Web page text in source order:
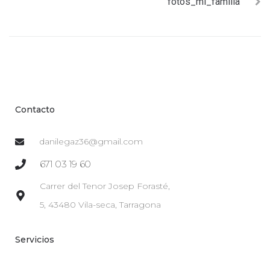
Contacto
danilegaz36@gmail.com
671 03 19 60
Carrer del Tenor Josep Forasté,
5, 43480 Vila-seca, Tarragona
Servicios